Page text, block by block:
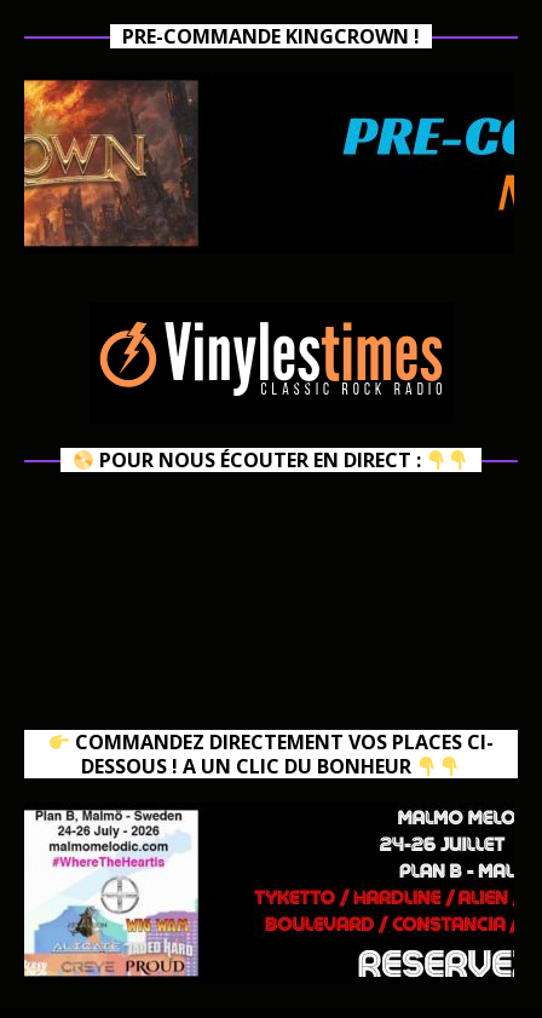
PRE-COMMANDE KINGCROWN !
POUR NOUS ÉCOUTER EN DIRECT :
COMMANDEZ DIRECTEMENT VOS PLACES CI-
DESSOUS ! A UN CLIC DU BONHEUR